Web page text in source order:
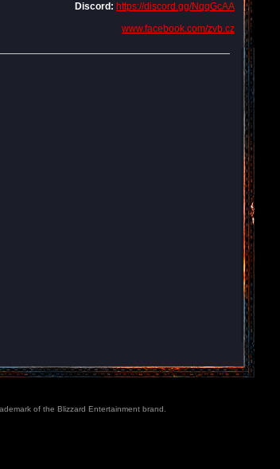
Discord: https://discord.gg/NqqGcAA
www.facebook.com/zvb.cz
of the Blizzard Entertainment brand.